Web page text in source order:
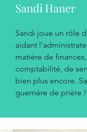
Sandi Haner
Sandi joue un rôle
aidant
matière de
comptabilité, de
bien plus encore.
guerrière de prière !